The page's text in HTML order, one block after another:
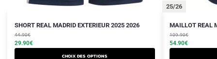
SHORT REAL MADRID EXTERIEUR 2025 2026
44.90€
Le
prix
initial
était :
29.90€
Le
prix
actuel
est :
Choix des options
Ce
produit
a
25/26
MAILLOT REAL
109.90€
Le
prix
initial
était :
54.90€
Le
prix
actuel
est :
Ce
produit
a